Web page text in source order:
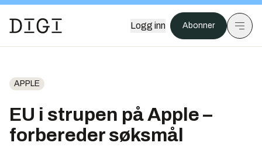
Logg inn Abonner
APPLE
EU i strupen på Apple –
forbereder søksmål